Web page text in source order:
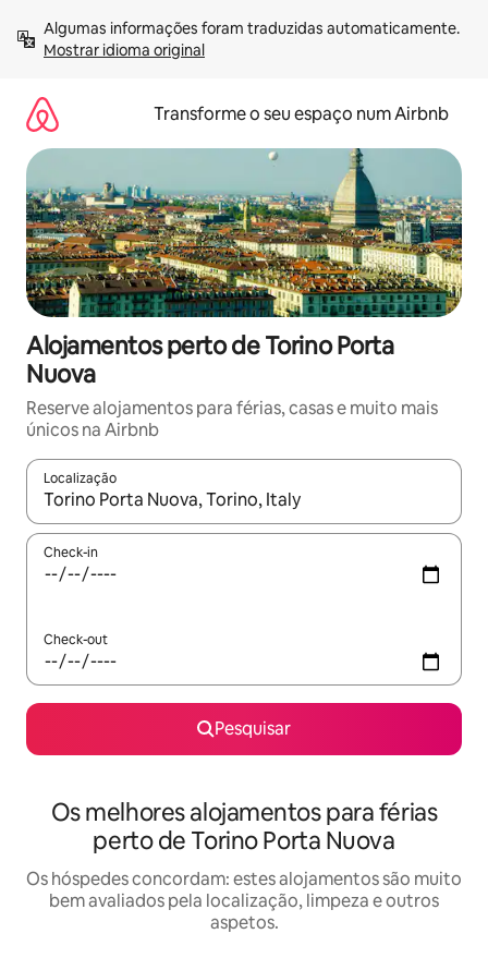
para
Mostrar idioma original
Transforme o seu espaço num Airbnb
Alojamentos perto de Torino Porta
Nuova
Reserve alojamentos para férias, casas e muito mais
únicos na Airbnb
Localização
Quando os resultados estiverem disponíveis, navegue com
Check-in
Check-out
Pesquisar
Os melhores alojamentos para férias
perto de Torino Porta Nuova
Os hóspedes concordam: estes alojamentos são muito
bem avaliados pela localização, limpeza e outros
aspetos.